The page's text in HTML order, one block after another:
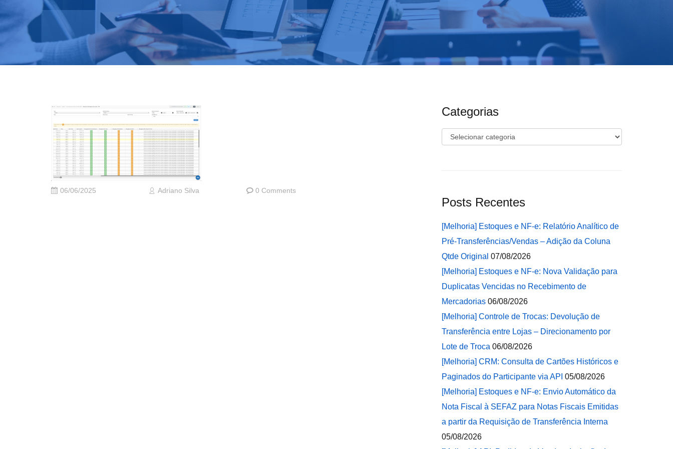
06/06/2025 Adriano Silva 0 Comments
Categorias
Categorias
Posts Recentes
[Melhoria] Estoques e NF-e: Relatório Analítico de
Pré-Transferências/Vendas – Adição da Coluna
Qtde Original 07/08/2026
[Melhoria] Estoques e NF-e: Nova Validação para
Duplicatas Vencidas no Recebimento de
Mercadorias 06/08/2026
[Melhoria] Controle de Trocas: Devolução de
Transferência entre Lojas – Direcionamento por
Lote de Troca 06/08/2026
[Melhoria] CRM: Consulta de Cartões Históricos e
Paginados do Participante via API 05/08/2026
[Melhoria] Estoques e NF-e: Envio Automático da
Nota Fiscal à SEFAZ para Notas Fiscais Emitidas
a partir da Requisição de Transferência Interna
05/08/2026